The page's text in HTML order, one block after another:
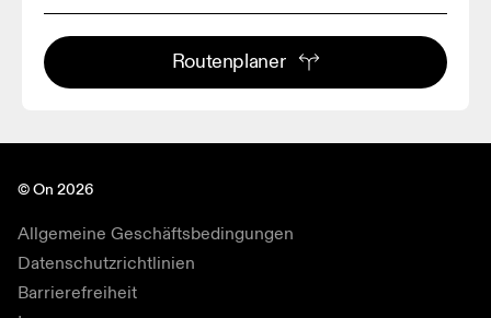
Routenplaner
© On 2026
Allgemeine Geschäftsbedingungen
Datenschutzrichtlinien
Barrierefreiheit